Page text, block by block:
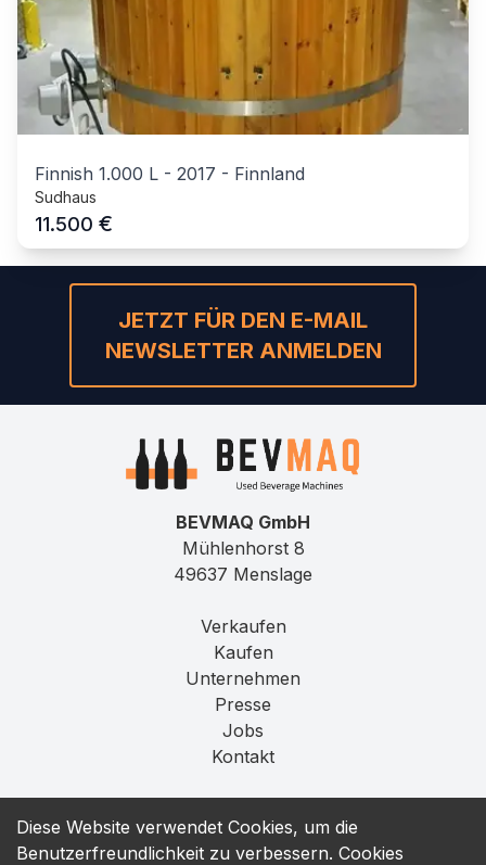
Finnish 1.000 L - 2017 - Finnland
Sudhaus
11.500 €
Diese Website verwendet Cookies, um die
Benutzerfreundlichkeit zu verbessern. Cookies
JETZT FÜR DEN E-MAIL
NEWSLETTER ANMELDEN
BEVMAQ GmbH
Mühlenhorst 8
49637 Menslage
Verkaufen
Kaufen
Unternehmen
Presse
Jobs
Kontakt
Datenschutz